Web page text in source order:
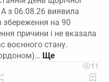
з 06.08.26 виявила
збереження на 90
причини і не вказала
воєнного стану.
11